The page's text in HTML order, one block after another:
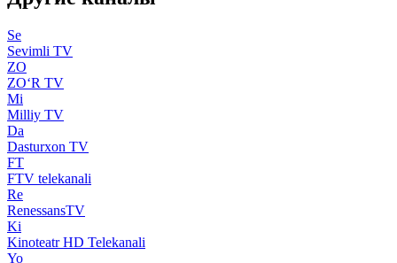
Se
Sevimli TV
ZO
ZO‘R TV
Mi
Milliy TV
Da
Dasturxon TV
FT
FTV telekanali
Re
RenessansTV
Ki
Kinoteatr HD Telekanali
Yo